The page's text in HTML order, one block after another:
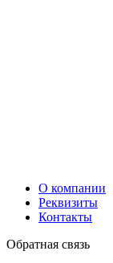
О компании
Реквизиты
Контакты
Обратная связь